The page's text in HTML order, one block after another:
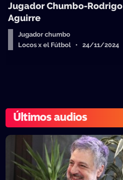
Jugador Chumbo-Rodrigo
Aguirre
Jugador chumbo
Locos x el Fútbol • 24/11/2024
Últimos audios